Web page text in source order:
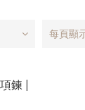
每頁顯